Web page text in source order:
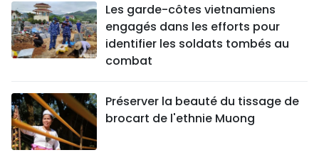
Les garde-côtes vietnamiens
engagés dans les efforts pour
identifier les soldats tombés au
combat
Préserver la beauté du tissage de
brocart de l'ethnie Muong